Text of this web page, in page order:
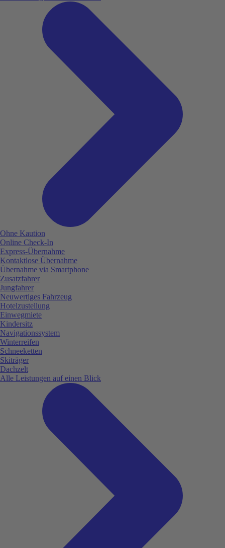
Ohne Kaution
Online Check-In
Express-Übernahme
Kontaktlose Übernahme
Übernahme via Smartphone
Zusatzfahrer
Jungfahrer
Neuwertiges Fahrzeug
Hotelzustellung
Einwegmiete
Kindersitz
Navigationssystem
Winterreifen
Schneeketten
Skiträger
Dachzelt
Alle Leistungen auf einen Blick